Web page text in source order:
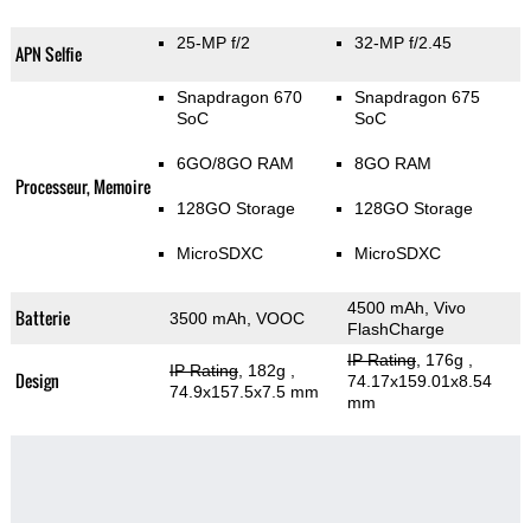
APN Selfie 25-MP f/2 32-MP f/2.45
Processeur, Memoire
Snapdragon 670
SoC
6GO/8GO RAM
128GO Storage
MicroSDXC
Snapdragon 675
SoC
8GO RAM
128GO Storage
MicroSDXC
Batterie 3500 mAh, VOOC
4500 mAh, Vivo
FlashCharge
Design IP Rating, 182g
74.9x157.5x7.5 mm
IP Rating, 176g
74.17x159.01x8.54
mm